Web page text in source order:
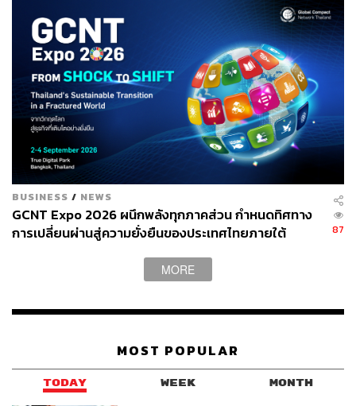
แต่ละประเทศจำเป็นต้องมีความยืดหยุ่นและพร้อมรับมือต่อ
สภาพแวดล้อมที่เปลี่ยนแปลงไปอย่างรวดเร็ว เช่น การ
ออกแบบโรงพยาบาลที่ไม่ตั้งอยู่ในพื้นที่เสี่ยงน้ำท่วมและมี
ระบบจัดการความร้อนที่มีประสิทธิภาพ
รายงานสรุปว่า ภาคสาธารณสุขมีส่วนปล่อยก๊าซเรือนกระจก
ถึง 5% ของการปล่อยมลพิษทั่วโลก ดังนั้นจึงจำเป็นต้องให้
ความสำคัญกับการปรับตัวเพื่อสร้างความพร้อมรับมือให้มาก
ขึ้น
เสียงขานรับ
ตอบรับข้อเสนอแนะนี้ โดยกล่าวว่า “ความขัดแย้งในยูเครน
เชื้อเพลิงฟอสซิลนั้นหมายถึงอะไร มันไม่ใช่แค่บิลค่าไฟที่แพง
ขึ้น แต่หมายถึงระบบสาธารณสุขที่ตึงตัวหรือพังทลาย การ
หยุดชะงักของแหล่งอาหารและเชื้อเพลิง รวมถึงสังคมที่ต้อง
BUSINESS / NEWS
GCNT Expo 2026 ผนึกพลังทุกภาคส่วน กำหนดทิศทาง
การเปลี่ยนผ่านสู่ความยั่งยืนของประเทศไทยภายใต้
Sustainable Transition in a Fractured World”
87
MORE
MOST POPULAR
TODAY WEEK MONTH